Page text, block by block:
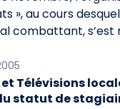
», au cours
combattant, s’est
et Télévisions
statut de